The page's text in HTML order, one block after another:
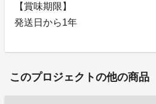
【賞味期限】
発送日から1年
このプロジェクトの他の商品